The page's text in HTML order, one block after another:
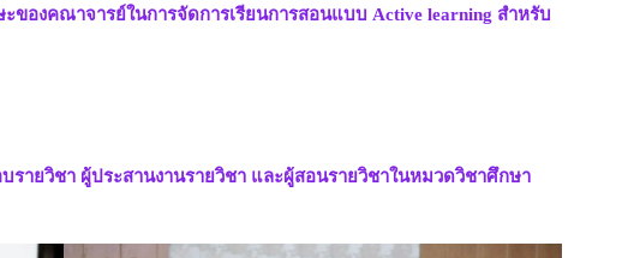
องคณาจารย์ในการจัดการเรียนการสอนแบบ Active learning สำหรับ
ยวิชา ผู้ประสานงานรายวิชา และผู้สอนรายวิชาในหมวดวิชาศึกษา